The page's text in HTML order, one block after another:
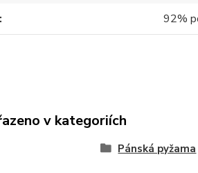
92%
v kategoriích
Pánská pyžama